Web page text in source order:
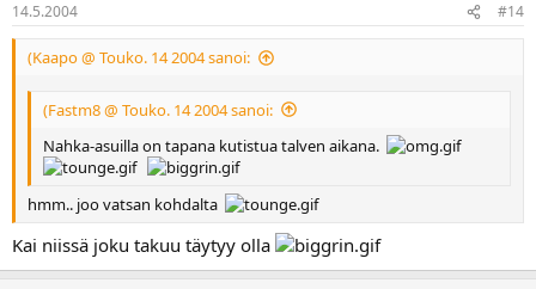
14.5.2004 #14
(Kaapo @ Touko. 14 2004 sanoi:
(Fastm8 @ Touko. 14 2004 sanoi:
Nahka-asuilla on tapana kutistua talven aikana.
hmm.. joo vatsan kohdalta
Kai niissä joku takuu täytyy olla